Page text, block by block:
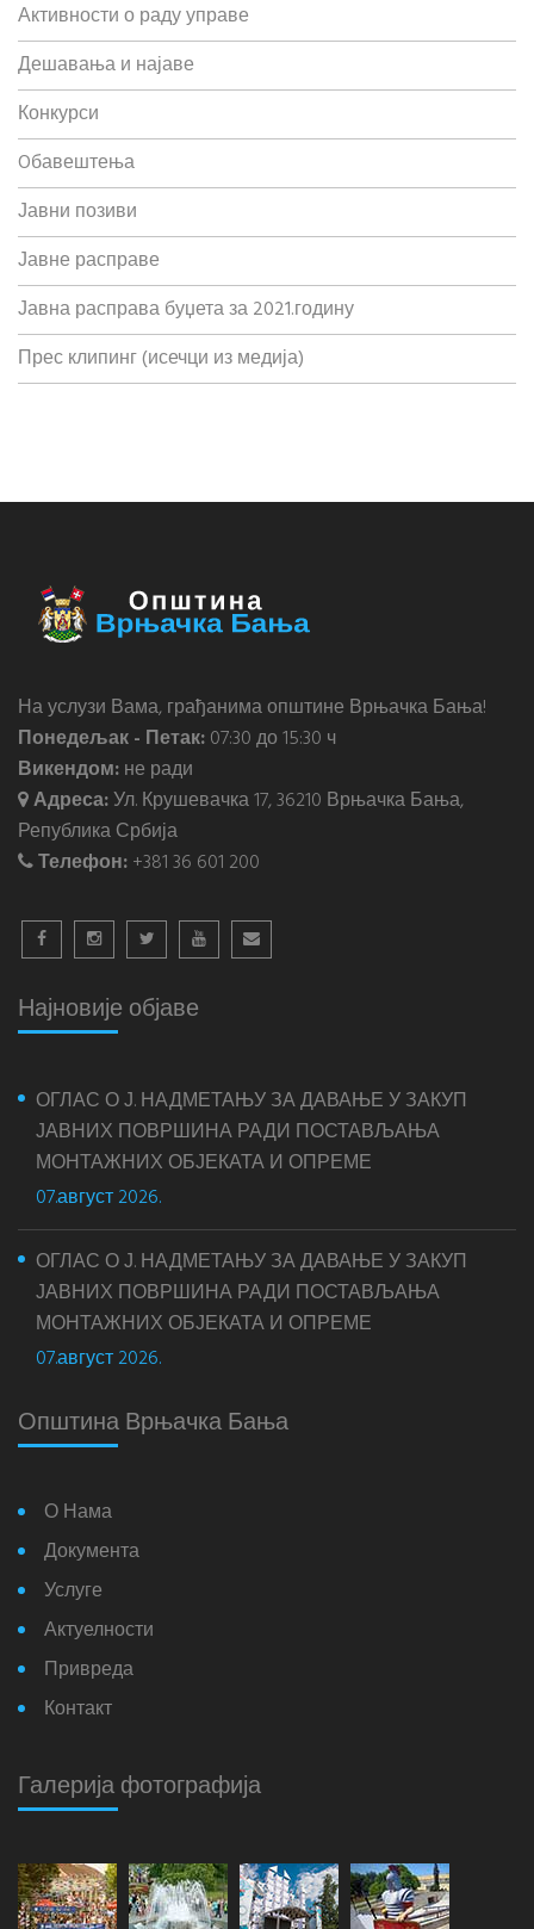
Активности о раду управе
Дешавања и најаве
Конкурси
Oбавештења
Јавни позиви
Јавне расправе
Јавна расправа буџета за 2021.годину
Прес клипинг (исечци из медија)
На услузи Вама, грађанима општине Врњачка Бања!
Понедељак - Петак:07:30 до 15:30 ч
Викендом:не ради
Адреса:Ул. Крушевачка 17, 36210 Врњачка Бања,
Република Србија
Телефон:+381 36 601 200
Најновије објаве
ОГЛАС О Ј. НАДМЕТАЊУ ЗА ДАВАЊЕ У ЗАКУП
ЈАВНИХ ПОВРШИНА РАДИ ПОСТАВЉАЊА
МОНТАЖНИХ ОБЈЕКАТА И ОПРЕМЕ
07.август 2026.
ОГЛАС О Ј. НАДМЕТАЊУ ЗА ДАВАЊЕ У ЗАКУП
ЈАВНИХ ПОВРШИНА РАДИ ПОСТАВЉАЊА
МОНТАЖНИХ ОБЈЕКАТА И ОПРЕМЕ
07.август 2026.
Општина Врњачка Бања
О Нама
Документа
Услуге
Актуелности
Привреда
Контакт
Галерија фотографија